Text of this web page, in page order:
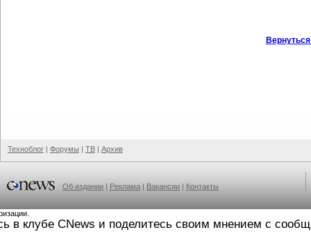
Техноблог | Форумы | ТВ | Архив
Об издании | Реклама | Вакансии | Контакты
в клубе CNews и поделитесь своим мнением с